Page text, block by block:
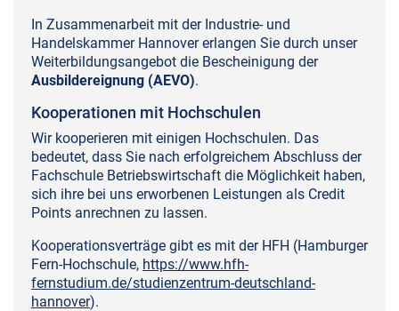
In Zusammenarbeit mit der Industrie- und
Handelskammer Hannover erlangen Sie durch unser
Weiterbildungsangebot die Bescheinigung der
Ausbildereignung (AEVO).
Kooperationen mit Hochschulen
Wir kooperieren mit einigen Hochschulen. Das
bedeutet, dass Sie nach erfolgreichem Abschluss der
Fachschule Betriebswirtschaft die Möglichkeit haben,
sich ihre bei uns erworbenen Leistungen als Credit
Points anrechnen zu lassen.
Kooperationsverträge gibt es mit der HFH (Hamburger
Fern-Hochschule, https://www.hfh-
fernstudium.de/studienzentrum-deutschland-
hannover).